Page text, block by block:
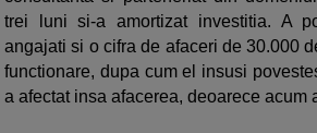
trei luni si-a amortizat investitia. A
angajati si o cifra de afaceri de 30.000
functionare, dupa cum el insusi
a afectat insa afacerea, deoarece acum